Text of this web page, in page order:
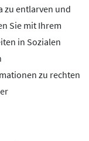
zu entlarven und
Sie mit Ihrem
in Sozialen
zu rechten